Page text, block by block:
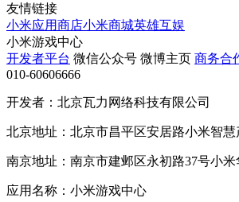
友情链接
小米应用商店小米商城英雄互娱
小米游戏中心
开发者平台 微信公众号 微博主页 商务合
010-60606666
开发者：北京瓦力网络科技有限公司
北京地址：北京市昌平区安居路小米智慧
南京地址：南京市建邺区永初路37号小米
应用名称：小米游戏中心